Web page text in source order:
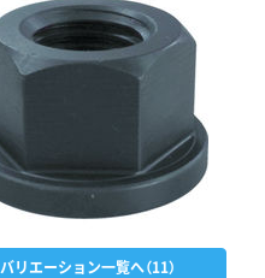
バリエーション一覧へ（11）